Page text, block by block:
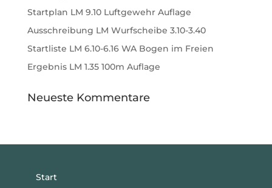
Startplan LM 9.10 Luftgewehr Auflage
Ausschreibung LM Wurfscheibe 3.10-3.40
Startliste LM 6.10-6.16 WA Bogen im Freien
Ergebnis LM 1.35 100m Auflage
Neueste Kommentare
Start